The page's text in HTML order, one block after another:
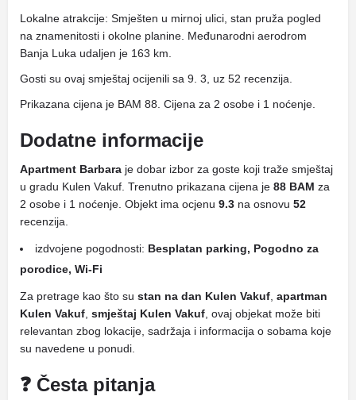
Lokalne atrakcije: Smješten u mirnoj ulici, stan pruža pogled
na znamenitosti i okolne planine. Međunarodni aerodrom
Banja Luka udaljen je 163 km.
Gosti su ovaj smještaj ocijenili sa 9. 3, uz 52 recenzija.
Prikazana cijena je BAM 88. Cijena za 2 osobe i 1 noćenje.
Dodatne informacije
Apartment Barbara je dobar izbor za goste koji traže smještaj
u gradu Kulen Vakuf. Trenutno prikazana cijena je 88 BAM za
2 osobe i 1 noćenje. Objekt ima ocjenu 9.3 na osnovu 52
recenzija.
izdvojene pogodnosti: Besplatan parking, Pogodno za
porodice, Wi-Fi
Za pretrage kao što su stan na dan Kulen Vakuf apartman
Kulen Vakuf smještaj Kulen Vakuf , ovaj objekat može biti
relevantan zbog lokacije, sadržaja i informacija o sobama koje
su navedene u ponudi.
❓ Česta pitanja